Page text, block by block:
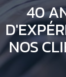
40
NOS